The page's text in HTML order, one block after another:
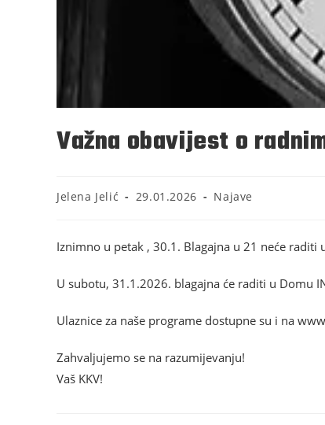
Važna obavijest o
Jelena Jelić 29.01.2026 Najave
Iznimno u petak , 30.1. Blagajna u 21 neće
U subotu, 31.1.2026. blagajna će raditi u Domu
Ulaznice za naše programe dostupne su i na
Zahvaljujemo se na razumijevanju!
Vaš KKV!